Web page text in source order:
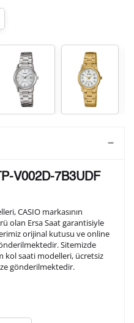
ile formda belirtmiş
10/ 10
V002D-7B3UDF
CASIO markasının
olan Ersa Saat garantisiyle
orijinal kutusu ve online
Sitemizde
kol saati modelleri, ücretsiz
gönderilmektedir.